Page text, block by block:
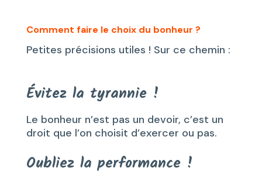
Comment faire le choix du bonheur ?
Petites précisions utiles ! Sur ce chemin :
Évitez la tyrannie !
Le bonheur n’est pas un devoir, c’est un
droit que l’on choisit d’exercer ou pas.
Oubliez la performance !